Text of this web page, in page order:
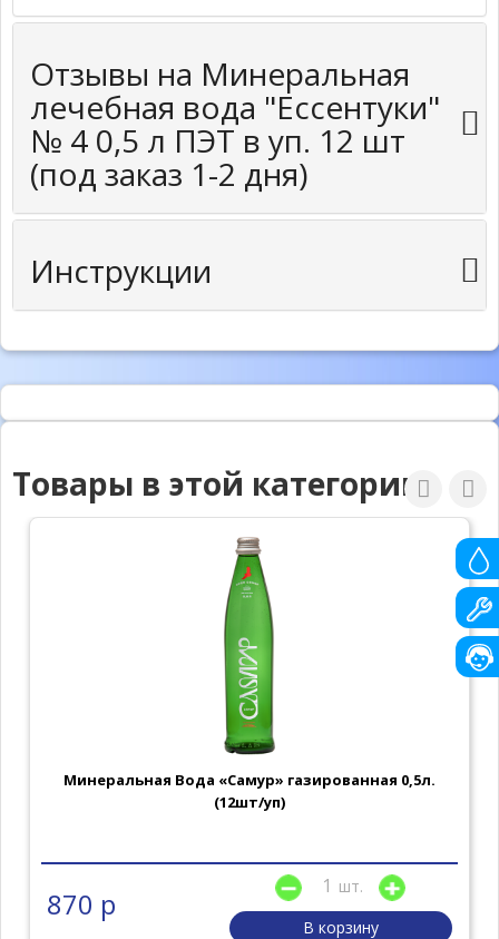
Отзывы на Минеральная
лечебная вода "Ессентуки"
№ 4 0,5 л ПЭТ в уп. 12 шт
(под заказ 1-2 дня)
Инструкции
Товары в этой категории
Минеральная Вода «Самур» газированная 0,5л.
(12шт/уп)
870 р
шт.
В корзину